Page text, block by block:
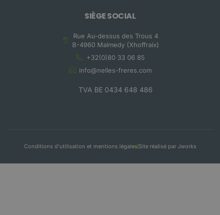
SIÈGE SOCIAL
Rue Au-dessus des Trous 4
B-4960 Malmedy (Xhoffraix)
+32(0)80 33 06 85
info@nelles-freres.com
TVA BE 0434 648 486
Conditions d'utilisation et mentions légalesSite réalisé par Jworks